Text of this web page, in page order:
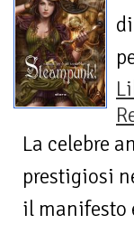
di
La celebre
prestigiosi
il manifesto